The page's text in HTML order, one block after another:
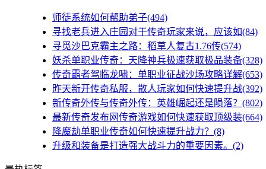
师徒系统如何帮助弟子(494)
寻找老兵进入庄园对于传奇玩家来说，应该如(84)
寻觅沙巴克霸主之路：稻草人复古1.76传(574)
妖杀单职业传奇：天降神兵极速获取极品装备(328)
传奇霸者驾临龙啸：单职业征战沙场攻略详解(653)
昨天新开传奇私服，散人玩家如何快速提升战(392)
新传奇外传与传奇外传：英雄崛起还是陨落？(802)
最新传奇发布网传奇游戏如何快速获取顶级装(664)
降魔劫单职业传奇如何快速提升战力？(8)
升级和装备是打造强大战斗力的重要因素。(2)